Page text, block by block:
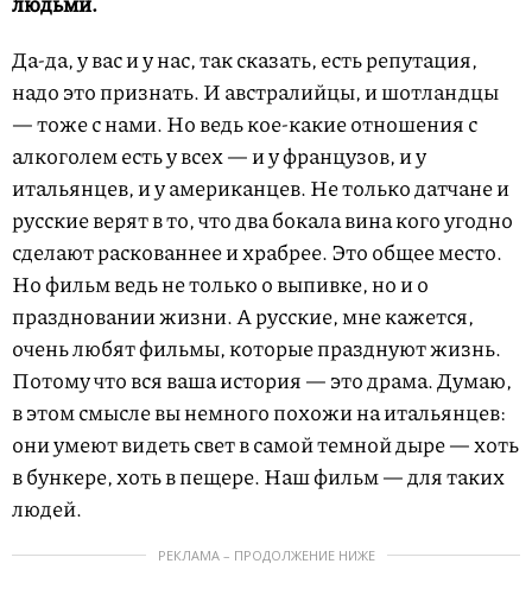
Да-да, у вас и у нас, так сказать, есть репутация,
надо это признать. И австралийцы, и шотландцы
— тоже с нами. Но ведь кое-какие отношения с
алкоголем есть у всех — и у французов, и у
итальянцев, и у американцев. Не только датчане и
русские верят в то, что два бокала вина кого угодно
сделают раскованнее и храбрее. Это общее место.
Но фильм ведь не только о выпивке, но и о
праздновании жизни. А русские, мне кажется,
очень любят фильмы, которые празднуют жизнь.
Потому что вся ваша история — это драма. Думаю,
в этом смысле вы немного похожи на итальянцев:
они умеют видеть свет в самой темной дыре — хоть
в бункере, хоть в пещере. Наш фильм — для таких
людей.
РЕКЛАМА – ПРОДОЛЖЕНИЕ НИЖЕ